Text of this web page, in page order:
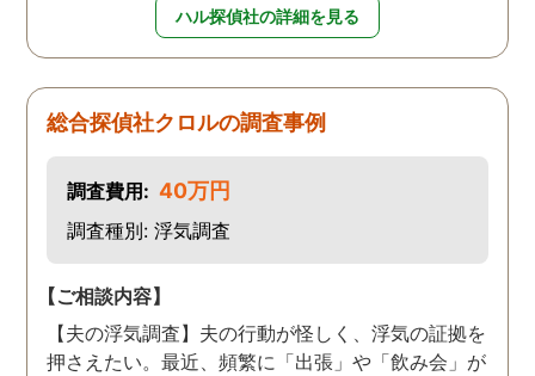
ハル探偵社の詳細を見る
総合探偵社クロルの調査事例
調査費用: 40万円
調査種別: 浮気調査
【ご相談内容】
【夫の浮気調査】夫の行動が怪しく、浮気の証拠を
押さえたい。最近、頻繁に「出張」や「飲み会」が